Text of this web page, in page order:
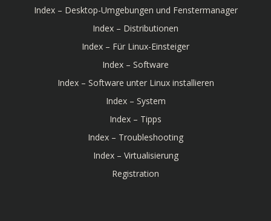
Index – Desktop-Umgebungen und Fenstermanager
Index – Distributionen
Index – Für Linux-Einsteiger
Index – Software
Index – Software unter Linux installieren
Index – System
Index – Tipps
Index – Troubleshooting
Index – Virtualisierung
Registration